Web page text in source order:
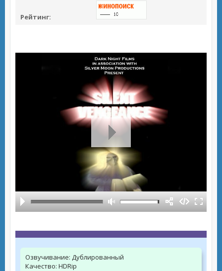
Рейтинг:
Озвучивание: Дублированный
Качество: HDRip